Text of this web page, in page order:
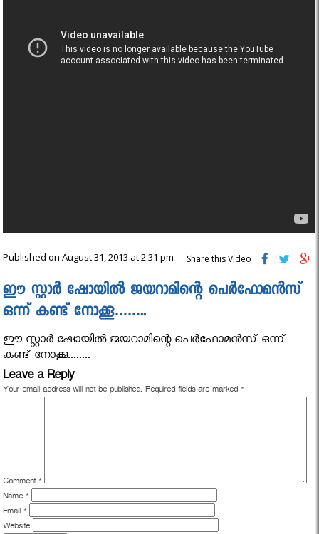
Published on August 31, 2013 at 2:31 pm Share this Video
ഈ സ്റ്റാർ ഷോയിൽ ജയറാമിന്റെ പെർഫോമൻസ്
ഒന്ന് കണ്ട് നോക്കൂ……..
ഈ സ്റ്റാർ ഷോയിൽ ജയറാമിന്റെ പെർഫോമൻസ് ഒന്ന്
കണ്ട് നോക്കൂ........
Leave a Reply
Your email address will not be published. Required fields are marked *
Comment *
Name *
Email *
Website